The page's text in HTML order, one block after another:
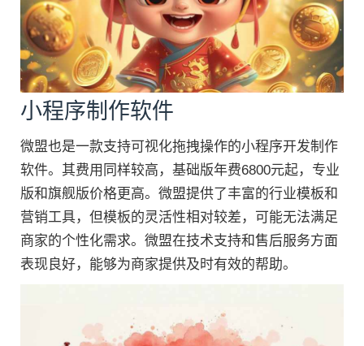
小程序制作软件
微盟也是一款支持可视化拖拽操作的小程序开发制作
软件。其费用同样较高，基础版年费6800元起，专业
版和旗舰版价格更高。微盟提供了丰富的行业模板和
营销工具，但模板的灵活性相对较差，可能无法满足
商家的个性化需求。微盟在技术支持和售后服务方面
表现良好，能够为商家提供及时有效的帮助。